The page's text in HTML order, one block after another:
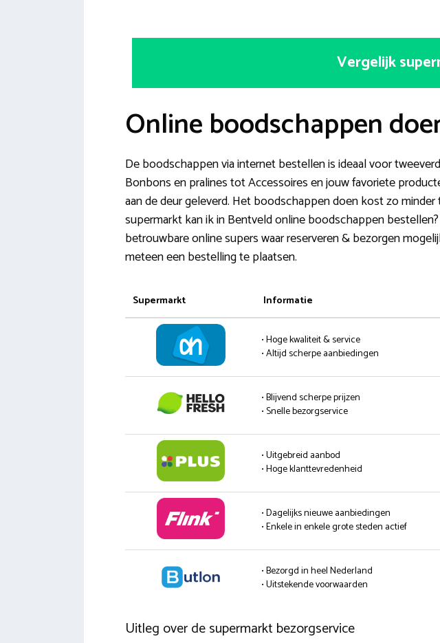
Vergelijk
Online boodschappen
De boodschappen via internet bestellen is ideaal voor
Bonbons en pralines tot Accessoires en jouw favoriete
aan de deur geleverd. Het boodschappen doen kost zo
supermarkt kan ik in Bentveld online boodschappen
betrouwbare online supers waar reserveren & bezorgen
meteen een bestelling te plaatsen.
Supermarkt Informatie
• Hoge kwaliteit & service
• Altijd scherpe aanbiedingen
• Blijvend scherpe prijzen
• Snelle bezorgservice
• Uitgebreid aanbod
• Hoge klanttevredenheid
• Dagelijks nieuwe aanbiedingen
• Enkele in enkele grote steden actief
• Bezorgd in heel Nederland
• Uitstekende voorwaarden
Uitleg over de supermarkt bezorgservice